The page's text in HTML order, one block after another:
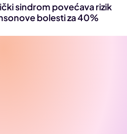
sindrom povećava rizik
bolesti za 40%